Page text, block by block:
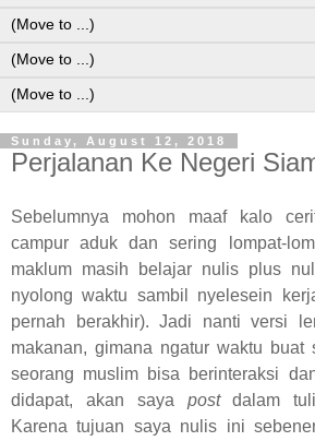
Sunday, August 12, 2018
Perjalanan Ke Negeri
Sebelumnya mohon maaf kalo
campur aduk dan sering lompat-
maklum masih belajar nulis plus
nyolong waktu sambil nyelesein
pernah berakhir). Jadi nanti versi
makanan, gimana ngatur waktu buat
seorang muslim bisa berinteraksi
didapat, akan saya postdalam
Karena tujuan saya nulis ini